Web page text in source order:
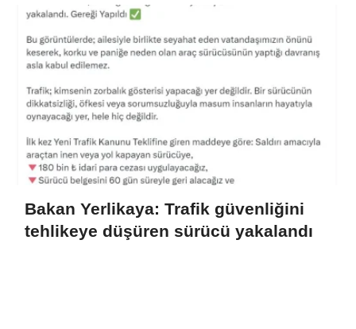
Bakan Yerlikaya: Trafik güvenliğini
tehlikeye düşüren sürücü yakalandı